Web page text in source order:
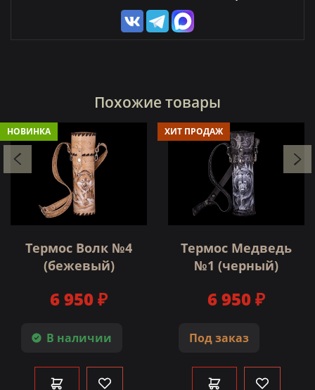
Похожие товары
НОВИНКА
Термос Волк №4
(бежевый)
В наличии
6 950 ₽
ХИТ ПРОДАЖ
Термос Медведь
№1 (черный)
Под заказ
6 950 ₽